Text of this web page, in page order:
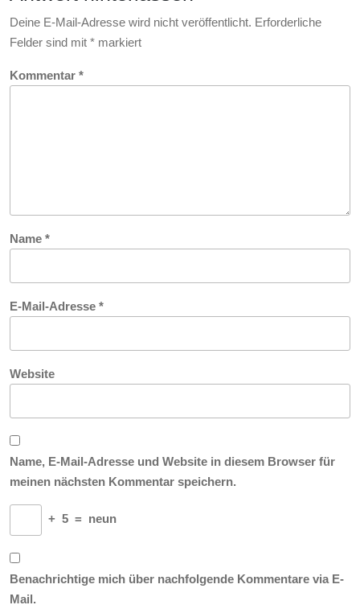
Deine E-Mail-Adresse wird nicht veröffentlicht. Erforderliche
Felder sind mit * markiert
Kommentar *
Name *
E-Mail-Adresse *
Website
Name, E-Mail-Adresse und Website in diesem Browser für
meinen nächsten Kommentar speichern.
+ 5 = neun
Benachrichtige mich über nachfolgende Kommentare via E-
Mail.